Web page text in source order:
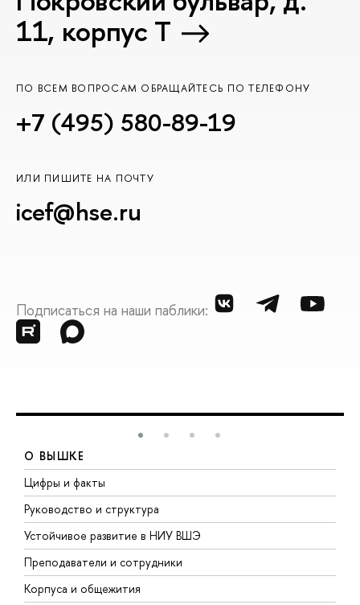
11, корпус T
ПО ВСЕМ ВОПРОСАМ ОБРАЩАЙТЕСЬ ПО ТЕЛЕФОНУ
+7 (495) 580-89-19
ИЛИ ПИШИТЕ НА ПОЧТУ
icef@hse.ru
Подписаться на наши паблики:
О ВЫШКЕ
Цифры и факты
Руководство и структура
Устойчивое развитие в НИУ ВШЭ
Преподаватели и сотрудники
Корпуса и общежития